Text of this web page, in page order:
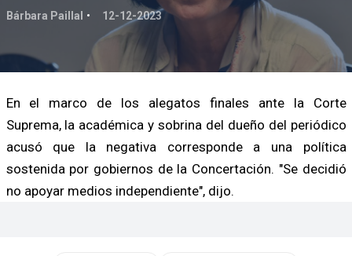
Bárbara Paillal 12-12-2023
En el marco de los alegatos finales ante la Corte
Suprema, la académica y sobrina del dueño del periódico
acusó que la negativa corresponde a una política
sostenida por gobiernos de la Concertación. "Se decidió
no apoyar medios independiente", dijo.